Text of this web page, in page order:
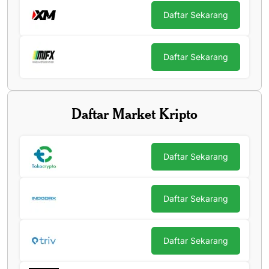
Daftar Sekarang
Daftar Sekarang
Daftar Market Kripto
Daftar Sekarang
Daftar Sekarang
Daftar Sekarang